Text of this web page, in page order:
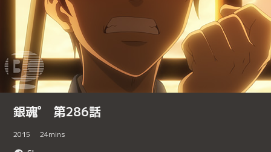
銀魂゜ 第286話
2015 24mins